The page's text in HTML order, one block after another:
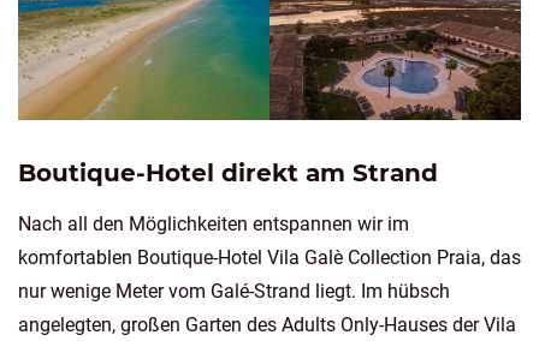
Boutique-Hotel direkt am Strand
Nach all den Möglichkeiten entspannen wir im
komfortablen Boutique-Hotel Vila Galè Collection Praia, das
nur wenige Meter vom Galé-Strand liegt. Im hübsch
angelegten, großen Garten des Adults Only-Hauses der Vila